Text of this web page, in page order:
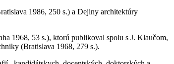
1986, 250 s.) a Dejiny architektúry
1968, 53 s.), ktorú publikoval spolu s J. Klaučom,
(Bratislava 1968, 279 s.).